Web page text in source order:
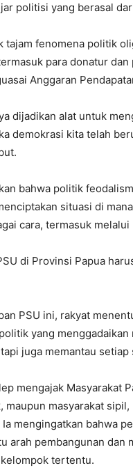
politisi yang berasal
tajam fenomena politik
para donatur
Anggaran
dijadikan alat untuk
demokrasi kita telah
bahwa politik
situasi di
cara, termasuk
di Provinsi Papua
PSU ini, rakyat
yang
juga memantau
mengajak Masyarakat
maupun masyarakat
mengingatkan bahwa
arah pembangunan dan
tertentu.